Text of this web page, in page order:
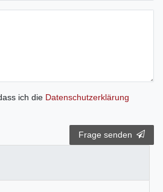
ich die Daten­schutz­erklärung
Frage senden